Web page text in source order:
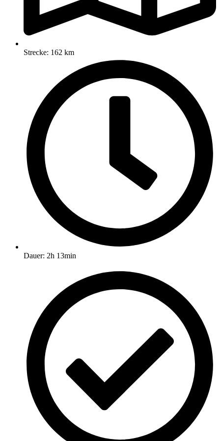
Strecke: 162 km
Dauer: 2h 13min